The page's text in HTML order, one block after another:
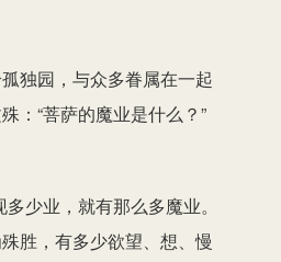
独园，与众多眷属在一起
：“菩萨的魔业是什么？”
少业，就有那么多魔业。
胜，有多少欲望、想、慢